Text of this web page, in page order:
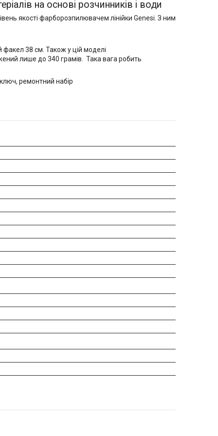
на основі розчинників і води
якості фарборозпилювачем лінійки Genesi. З ним
38 см. Також у цій моделі
лише до 340 грамів. Така вага робить
ремонтний набір